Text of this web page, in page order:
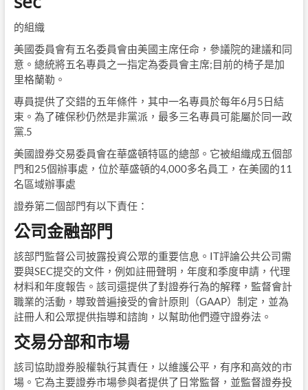
的組織
美國委員會有五名委員會由美國主席任命，參議院的建議和同
意。總統將五名專員之一指定為委員會主席;目前的椅子是加
里格蘭勒。
專員提供了交錯的五年條件，其中一名專員於每年6月5日結
束。為了確保秒仍然是非黨派，最多三名專員可能屬於同一政
黨.5
美國證券交易委員會在華盛頓特區的總部。它被組織成五個部
門和25個辦事處，位於華盛頓的4,000多名員工，在美國的11
名區域辦事處
證券第二個部門有以下責任：
公司金融部門
該部門監督公司披露投資公眾的重要信息。IT評論公共公司需
要與SEC提交的文件，例如註冊聲明，年度和季度申請，代理
材料和年度報告。該司還提供了對證券行為的解釋，監督會計
職業的活動，導致普遍接受的會計原則（GAAP）制定，並為
註冊人和公眾提供指導和諮詢，以幫助他們遵守證券法。
交易分部和市場
該司協助證券股權執行其責任，以維護公平，有序和高效的市
場。它為主要證券市場參與者提供了日常監督，並監督證券投